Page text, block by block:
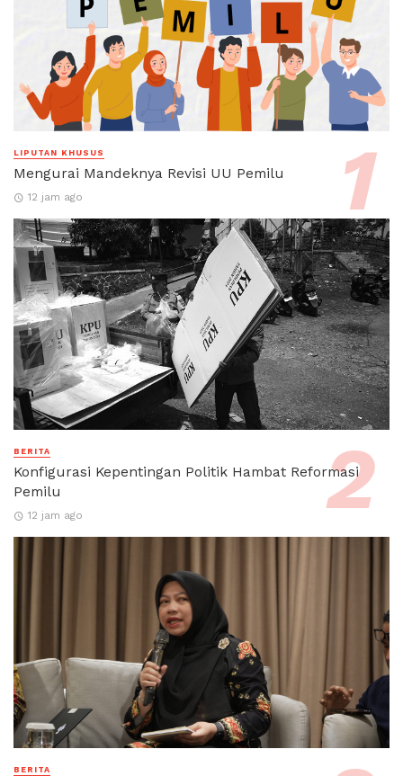
LIPUTAN KHUSUS
Mengurai Mandeknya Revisi UU Pemilu
12 jam ago
BERITA
Konfigurasi Kepentingan Politik Hambat Reformasi
Pemilu
12 jam ago
BERITA